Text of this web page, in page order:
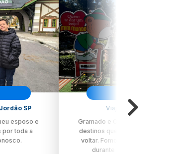
SP
esposo e
por toda a
Viajou para
Gramado e Canela
destinos que sempre nos
voltar. Fomos a primeira vez,
durante o período do Natal